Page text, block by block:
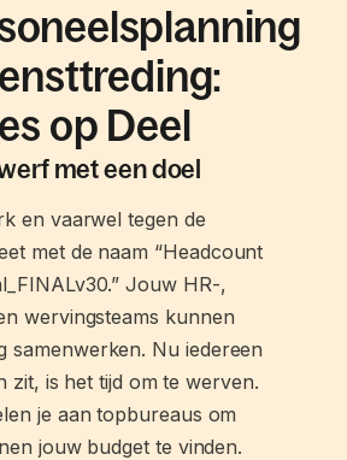
op Deel
met een doel
en vaarwel tegen de
met de naam “Headcount
Jouw HR-,
wervingsteams kunnen
samenwerken. Nu iedereen
zit, is het tijd om te werven.
je aan topbureaus om
jouw budget te vinden.